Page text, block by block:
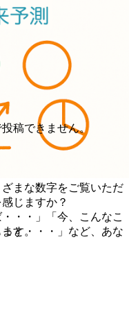
まな数字をご覧いただ
じますか？
・・」「今、こんなこ
と・・・」など、あな
稿できません。
す。